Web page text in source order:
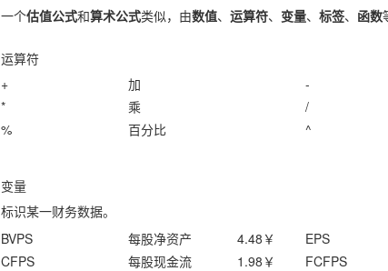
一个估值公式和算术公式类似，由数值、 运算符、 变量、 标签、 函数
运算符
+
加 -
*
乘 /
%
百分比 ^
变量
标识某一财务数据。
BVPS
每股净资产 4.48 ￥ EPS
CFPS
每股现金流 1.98 ￥ FCFPS